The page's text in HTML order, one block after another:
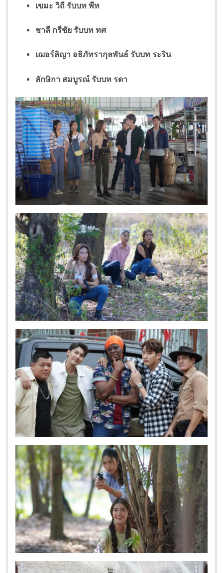
เขมะ วิถี รับบท พีท
ชาลี กรีชัย รับบท ทศ
เฌอร์ลิญา อธิภัทรากุลพันธ์ รับบท ระริน
ลักษิกา สมบูรณ์ รับบท รดา